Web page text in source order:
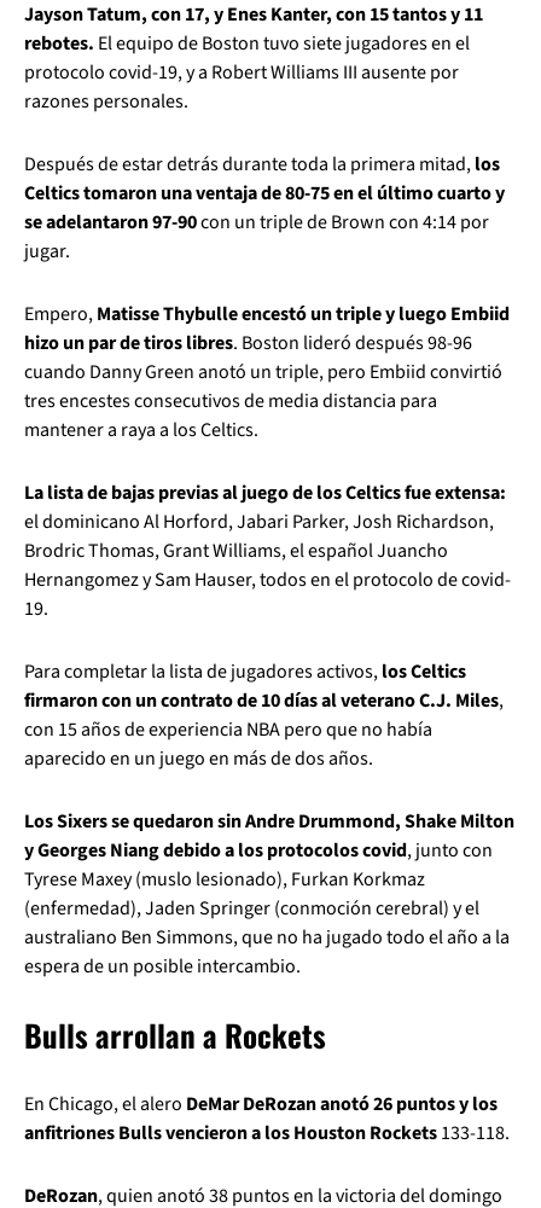
Jayson Tatum, con 17, y Enes Kanter, con 15 tantos y 11
rebotes. El equipo de Boston tuvo siete jugadores en el
protocolo covid-19, y a Robert Williams III ausente por
razones personales.
Después de estar detrás durante toda la primera mitad,los
Celtics tomaron una ventaja de 80-75 en el último cuarto y
se adelantaron 97-90con un triple de Brown con 4:14 por
jugar.
Empero,Matisse Thybulle encestó un triple y luego Embiid
hizo un par de tiros libres. Boston lideró después 98-96
cuando Danny Green anotó un triple, pero Embiid convirtió
tres encestes consecutivos de media distancia para
mantener a raya a los Celtics.
La lista de bajas previas al juego de los Celtics fue extensa:
el dominicano Al Horford, Jabari Parker, Josh Richardson,
Brodric Thomas, Grant Williams, el español Juancho
Hernangomez y Sam Hauser, todos en el protocolo de covid-
19.
Para completar la lista de jugadores activos,los Celtics
firmaron con un contrato de 10 días al veterano C.J. Miles,
con 15 años de experiencia NBA pero que no había
aparecido en un juego en más de dos años.
Los Sixers se quedaron sin Andre Drummond, Shake Milton
y Georges Niang debido a los protocolos covid, junto con
Tyrese Maxey (muslo lesionado), Furkan Korkmaz
(enfermedad), Jaden Springer (conmoción cerebral) y el
australiano Ben Simmons, que no ha jugado todo el año a la
espera de un posible intercambio.
Bulls arrollan a Rockets
En Chicago, el alero DeMar DeRozan anotó 26 puntos y los
anfitriones Bulls vencieron a los Houston Rockets133-118.
DeRozan, quien anotó 38 puntos en la victoria del domingo